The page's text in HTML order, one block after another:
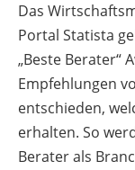
Das
Portal Statista
„Beste Berater“
Empfehlungen
entschieden,
erhalten. So
Berater als